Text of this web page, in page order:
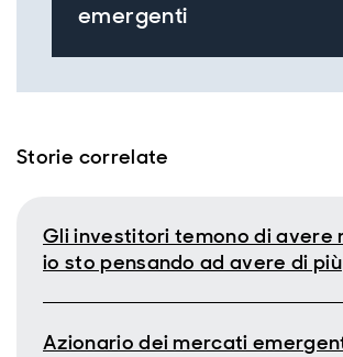
emergenti
Storie correlate
Gli investitori temono di avere
io sto pensando ad avere di più
Azionario dei mercati